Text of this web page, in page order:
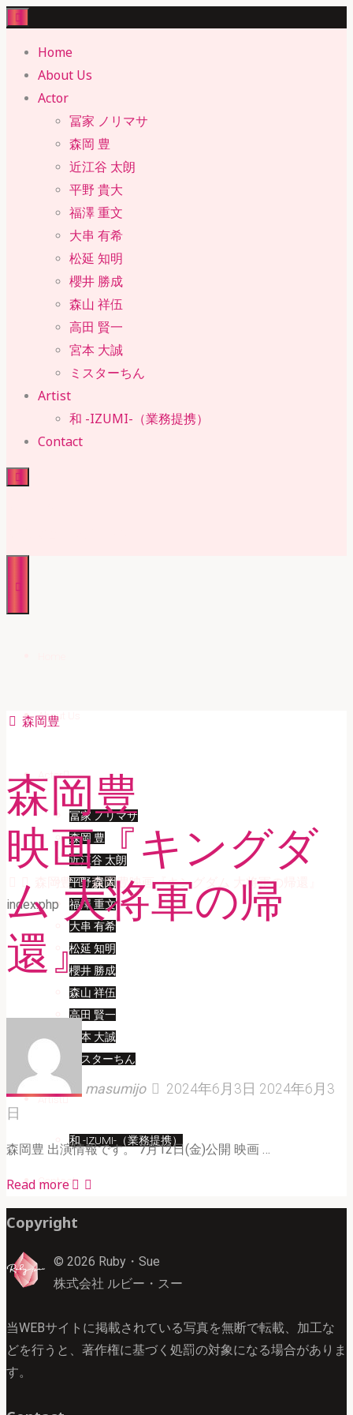
Skip
contentHome
About Us
Actor
冨家 ノリマサ
森岡 豊
近江谷 太朗
平野 貴大
福澤 重文
大串 有希
松延 知明
櫻井 勝成
森山 祥伍
高田 賢一
宮本 大誠
ミスターちん
Artist
和 -IZUMI-（業務提携）
Contact
About Us
Actor
冨家 ノリマサ
森岡 豊
近江谷 太朗
平野 貴大
福澤 重文
大串 有希
松延 知明
櫻井 勝成
森山 祥伍
高田 賢一
宮本 大誠
ミスターちん
Artist
和 -IZUMI-（業務提携）
Contact
森岡豊
森岡豊映画『キングダム 大将軍の帰還』
index.php
森岡豊
森岡豊
映画『キングダ
ム 大将軍の帰
還』
masumijo 2024年6月3日 2024年6月3
日
森岡豊 出演情報です。 7月12日(金)公開 映画 …
Read more
岡
画
『キ
グ
ダ
Copyright
© 2026 Ruby・Sue
株式会社 ルビー・スー
当WEBサイトに掲載されている写真を無断で転載、加工な
どを行うと、著作権に基づく処罰の対象になる場合がありま
す。